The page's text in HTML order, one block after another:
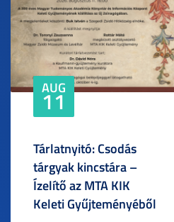
AUG
11
Tárlatnyitó: Csodás
tárgyak kincstára –
Ízelítő az MTA KIK
Keleti Gyűjteményéből